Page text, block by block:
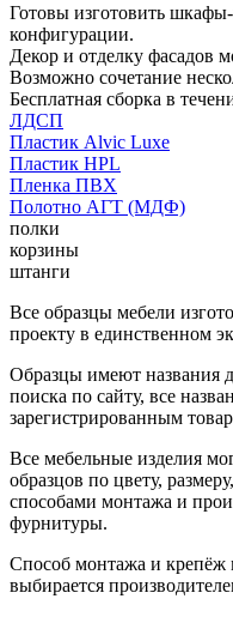
Готовы изготовить
конфигурации.
Декор и отделку фасадов
Возможно сочетание
Бесплатная сборка в
ЛДСП
Пластик Alvic Luxe
Пластик HPL
Пленка ПВХ
Полотно АГТ (МДФ)
полки
корзины
штанги
Все образцы мебели
проекту в единственном
Образцы имеют названия
поиска по сайту, все
зарегистрированным
Все мебельные изделия
образцов по цвету,
способами монтажа и
фурнитуры.
Способ монтажа и крепёж
выбирается